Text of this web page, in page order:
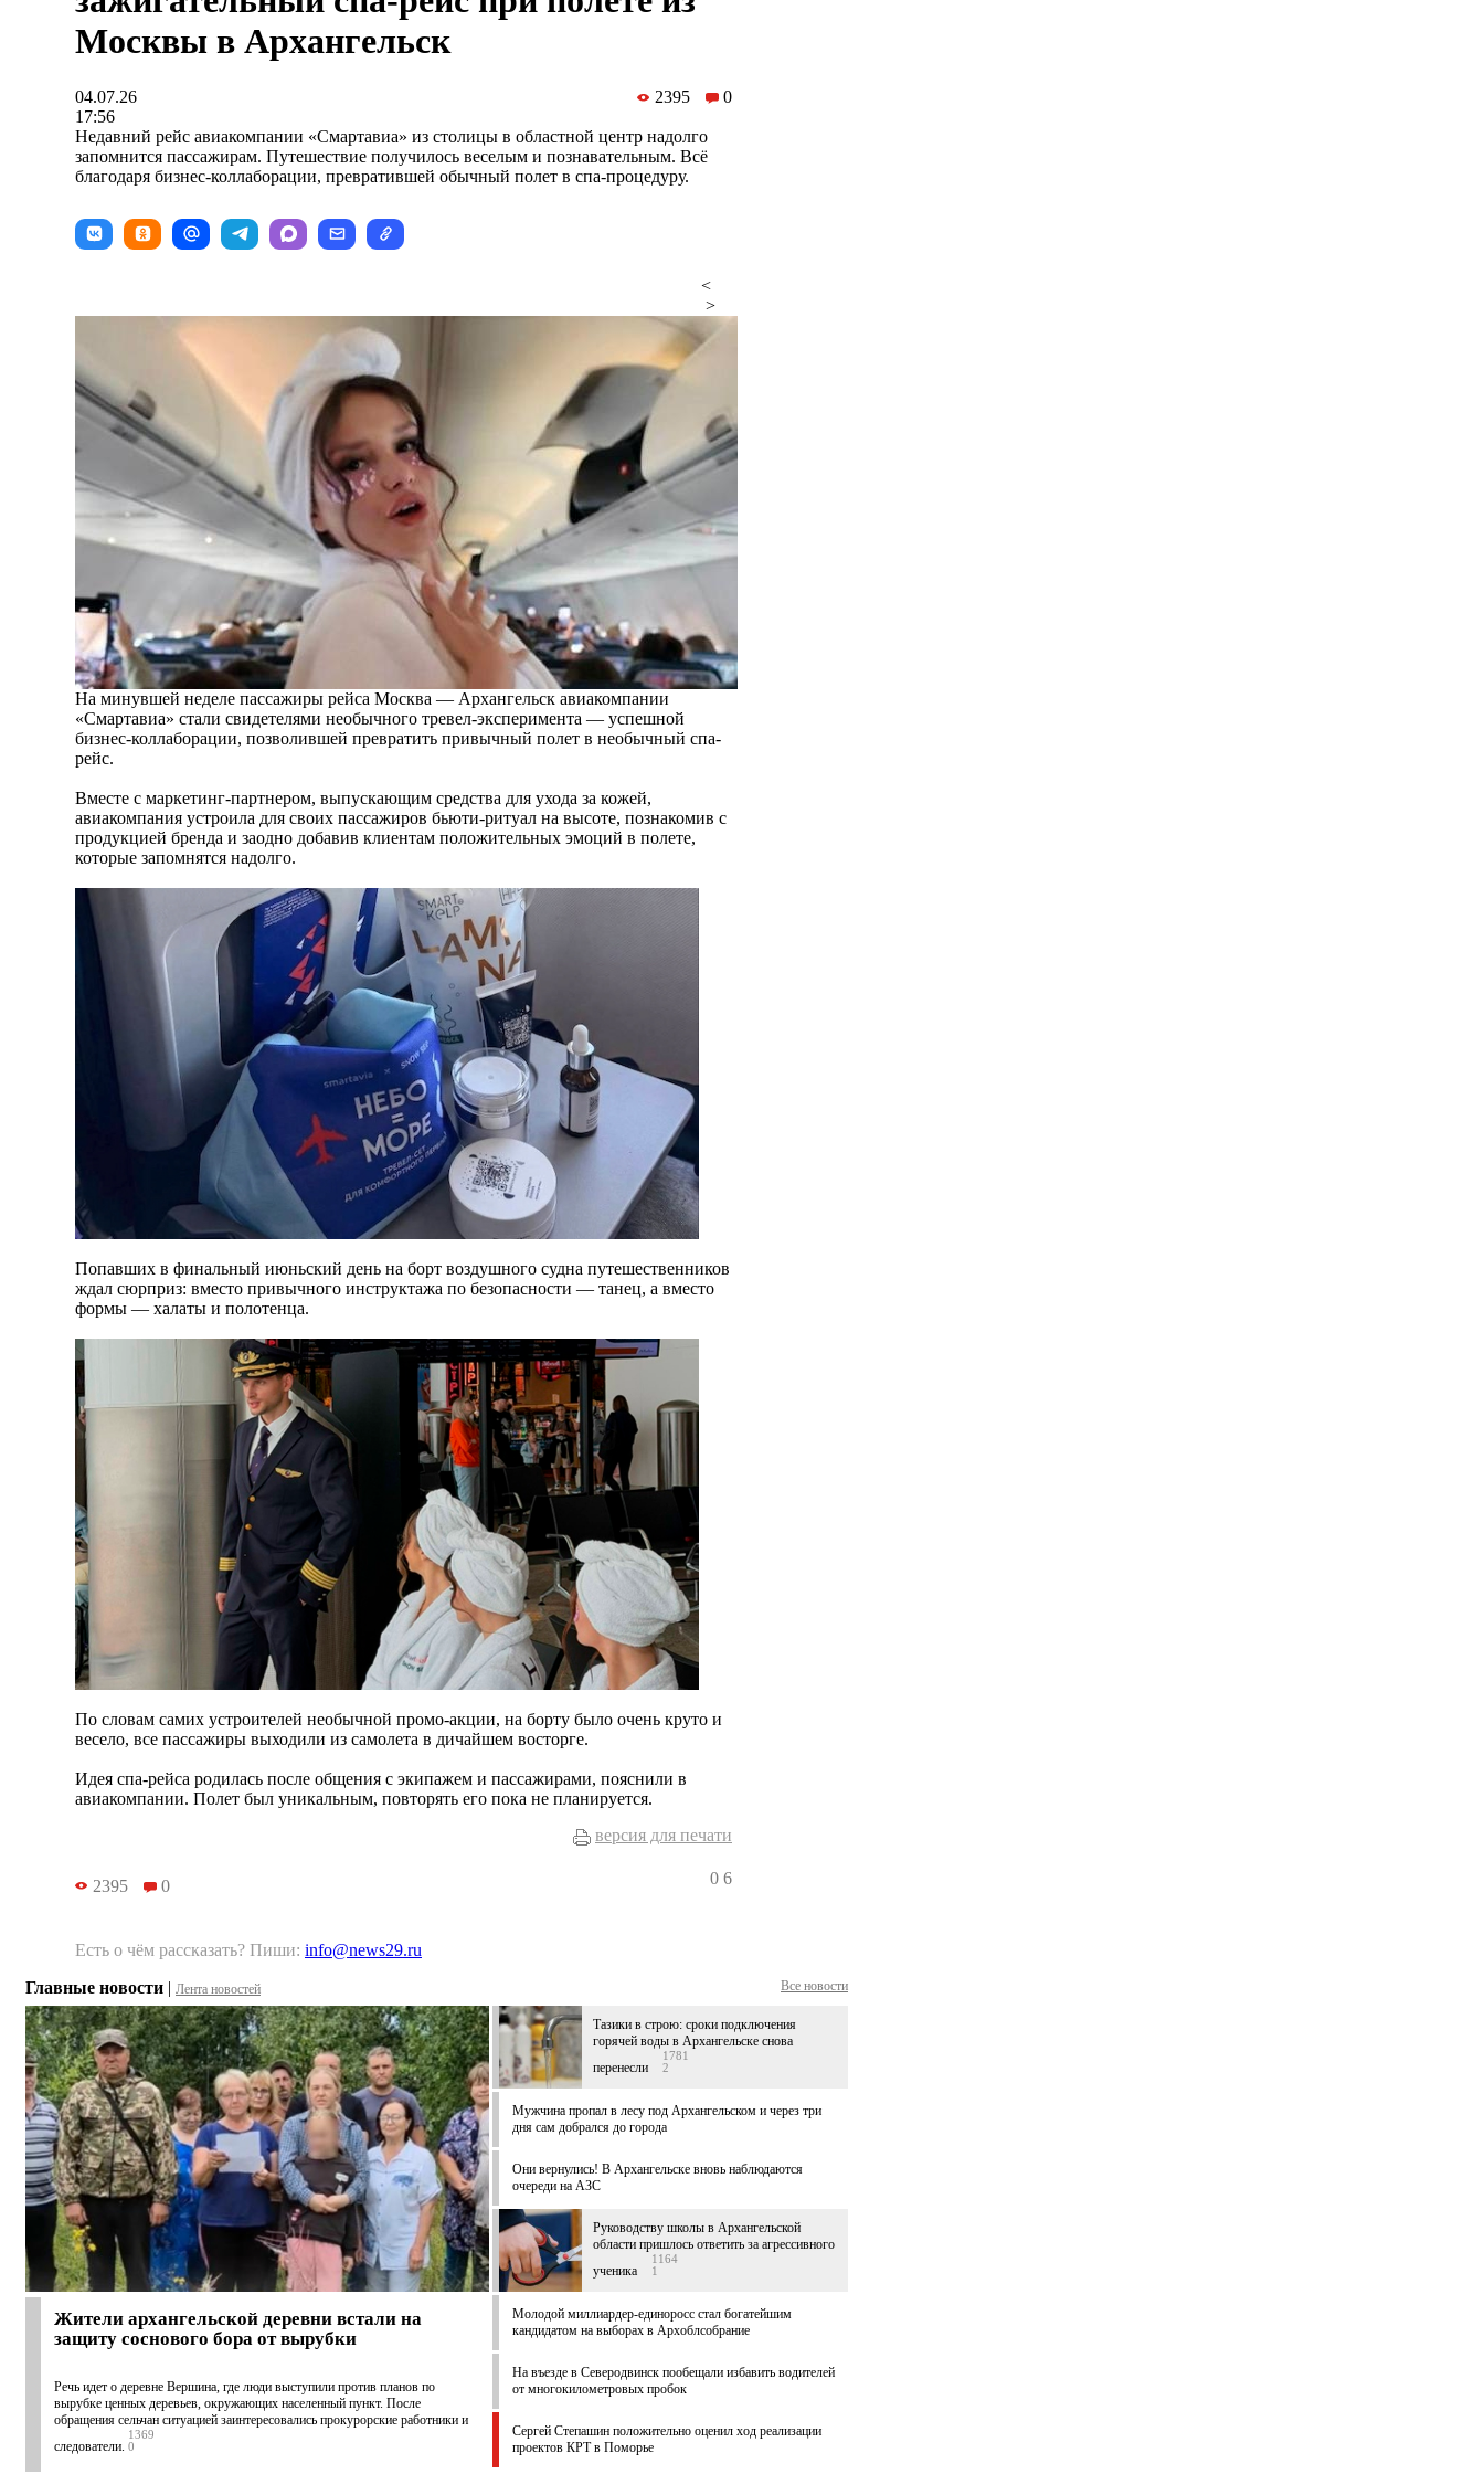
Москвы в Архангельск
04.07.26
17:56
2395 0
Недавний рейс авиакомпании «Смартавиа» из столицы в областной центр надолго
запомнится пассажирам. Путешествие получилось веселым и познавательным. Всё
благодаря бизнес-коллаборации, превратившей обычный полет в спа-процедуру.
<
>
На минувшей неделе пассажиры рейса Москва — Архангельск авиакомпании
«Смартавиа» стали свидетелями необычного тревел-эксперимента — успешной
бизнес-коллаборации, позволившей превратить привычный полет в необычный спа-
рейс.
Вместе с маркетинг-партнером, выпускающим средства для ухода за кожей,
авиакомпания устроила для своих пассажиров бьюти-ритуал на высоте, познакомив с
продукцией бренда и заодно добавив клиентам положительных эмоций в полете,
которые запомнятся надолго.
Попавших в финальный июньский день на борт воздушного судна путешественников
ждал сюрприз: вместо привычного инструктажа по безопасности — танец, а вместо
формы — халаты и полотенца.
По словам самих устроителей необычной промо-акции, на борту было очень круто и
весело, все пассажиры выходили из самолета в дичайшем восторге.
Идея спа-рейса родилась после общения с экипажем и пассажирами, пояснили в
авиакомпании. Полет был уникальным, повторять его пока не планируется.
версия для печати
2395 0 0 6
Есть о чём рассказать? Пиши: info@news29.ru
Главные новости | Лента новостей Все новости
Жители архангельской деревни встали на
защиту соснового бора от вырубки
Речь идет о деревне Вершина, где люди выступили против планов по
вырубке ценных деревьев, окружающих населенный пункт. После
обращения сельчан ситуацией заинтересовались прокурорские работники и
следователи.
1369
0
Тазики в строю: сроки подключения
горячей воды в Архангельске снова
перенесли
1781
2
Мужчина пропал в лесу под Архангельском и через три
дня сам добрался до города
Они вернулись! В Архангельске вновь наблюдаются
очереди на АЗС
Руководству школы в Архангельской
области пришлось ответить за агрессивного
ученика
1164
1
Молодой миллиардер-единоросс стал богатейшим
кандидатом на выборах в Архоблсобрание
На въезде в Северодвинск пообещали избавить водителей
от многокилометровых пробок
Сергей Степашин положительно оценил ход реализации
проектов КРТ в Поморье